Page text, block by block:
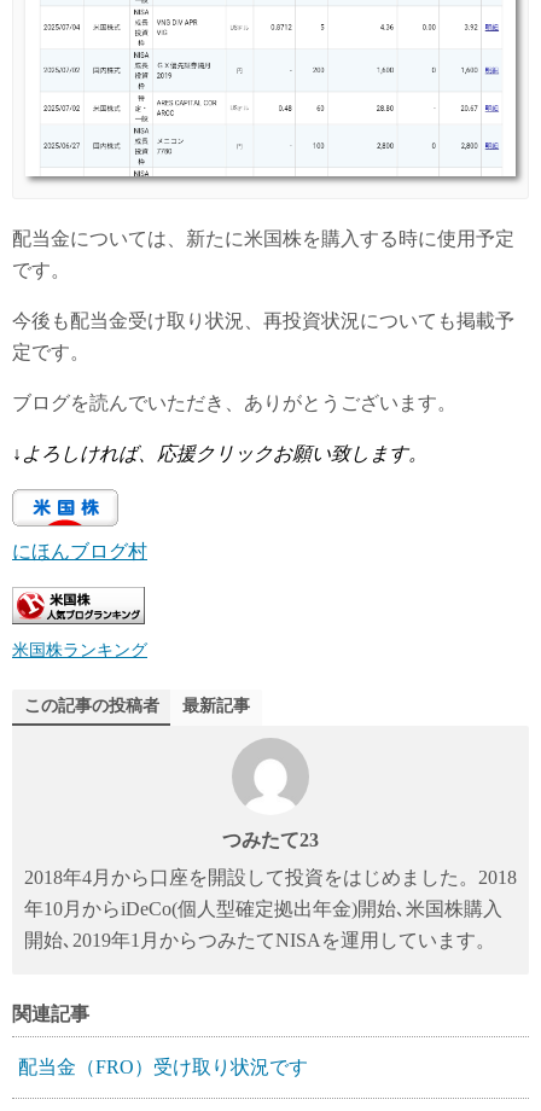
配当金については、新たに米国株を購入する時に使用予定
です。
今後も配当金受け取り状況、再投資状況についても掲載予
定です。
ブログを読んでいただき、ありがとうございます。
↓ よろしければ、応援クリックお願い致します。
にほんブログ村
米国株ランキング
この記事の投稿者 最新記事
つみたて23
2018年4月から口座を開設して投資をはじめました。2018
年10月からiDeCo(個人型確定拠出年金)開始､米国株購入
開始､2019年1月からつみたてNISAを運用しています。
関連記事
配当金（FRO）受け取り状況です